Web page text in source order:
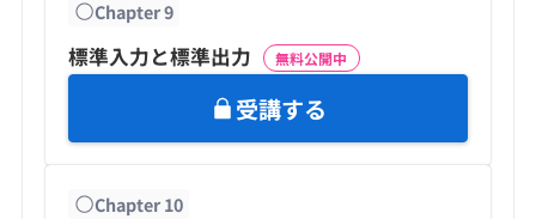
Chapter9
標準入力と標準出力 無料公開中
受講する
Chapter10